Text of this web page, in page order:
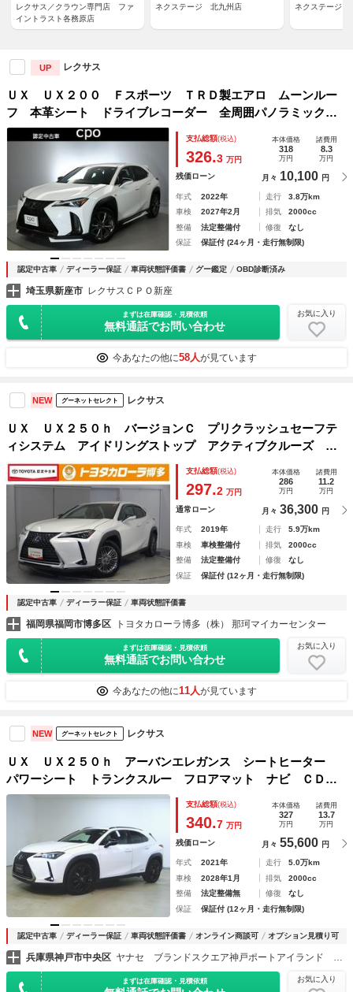
レクサス／クラウン専門店 ファ
イントラスト各務原店
ネクステージ 北九州店 ネクステージ
UP レクサス
ＵＸ ＵＸ２００ Ｆスポーツ ＴＲＤ製エアロ ムーンルー
フ 本革シート ドライブレコーダー 全周囲パノラミックビ
ューモニター ベンチレーション付きシートエアコン 認定中
古車ＣＰＯ
支払総額(税込)
326.3 万円
本体価格
318
万円
諸費用
8.3
万円
残価ローン 月々 10,100 円
年式 2022年 走行
3.8万km
車検
2027年2月 排気
2000cc
整備
法定整備付 修復
なし
保証
保証付 (24ヶ月・走行無制限)
認定中古車 ディーラー保証 車両状態評価書 グー鑑定 OBD診断済み
埼玉県新座市 レクサスＣＰＯ新座
まずは在庫確認・見積依頼
無料通話でお問い合わせ
お気に入り
今あなたの他に58人が見ています
NEW グーネットセレクト レクサス
ＵＸ ＵＸ２５０ｈ バージョンＣ プリクラッシュセーフテ
ィシステム アイドリングストップ アクティブクルーズ 横
滑り防止機能 ナビＴＶ 地デジＴＶ オートエアコン ＬＥ
Ｄヘッドライト ＤＶＤ 記録簿 キーレス アルミ 盗難防
支払総額(税込)
297.2 万円
本体価格
286
万円
諸費用
11.2
万円
通常ローン 月々 36,300 円
年式 2019年 走行
5.9万km
車検
車検整備付 排気
2000cc
整備
法定整備付 修復
なし
保証
保証付 (12ヶ月・走行無制限)
認定中古車 ディーラー保証 車両状態評価書
福岡県福岡市博多区 トヨタカローラ博多（株） 那珂マイカーセンター
まずは在庫確認・見積依頼
無料通話でお問い合わせ
お気に入り
今あなたの他に11人が見ています
NEW グーネットセレクト レクサス
ＵＸ ＵＸ２５０ｈ アーバンエレガンス シートヒーター
パワーシート トランクスルー フロアマット ナビ ＣＤ
音楽プレーヤー接続 Ｂｌｕｅｔｏｏｔｈ接続 ＴＶ ＤＶＤ
再生 ＥＴＣ サンルーフ・ガラスルーフ ＬＥＤヘッドライ
支払総額(税込)
340.7 万円
本体価格
327
万円
諸費用
13.7
万円
残価ローン 月々 55,600 円
年式 2021年 走行
5.0万km
車検
2028年1月 排気
2000cc
整備
法定整備無 修復
なし
保証
保証付 (12ヶ月・走行無制限)
認定中古車 ディーラー保証 車両状態評価書 オンライン商談可 オプション見積り可
兵庫県神戸市中央区
まずは在庫確認・見積依頼 お気に入り